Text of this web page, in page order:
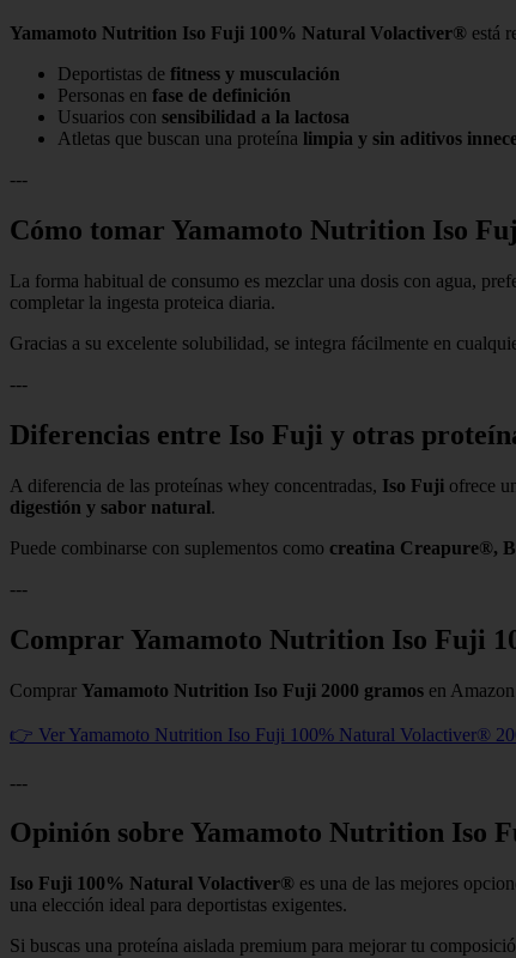
Yamamoto Nutrition Iso Fuji 100% Natural Volactiver® está
Deportistas de fitness y musculación
Personas en fase de definición
Usuarios con sensibilidad a la lactosa
Atletas que buscan una proteína limpia y sin aditivos
---
Cómo tomar Yamamoto Nutrition Iso
La forma habitual de consumo es mezclar una dosis con agua,
completar la ingesta proteica diaria.
Gracias a su excelente solubilidad, se integra fácilmente en
---
Diferencias entre Iso Fuji y otras
A diferencia de las proteínas whey concentradas, Iso Fuji ofrece
digestión y sabor natural.
Puede combinarse con suplementos como creatina Creapure®,
---
Comprar Yamamoto Nutrition Iso Fuji
Comprar Yamamoto Nutrition Iso Fuji 2000 gramos en
👉 Ver Yamamoto Nutrition Iso Fuji 100% Natural Volactiver®
---
Opinión sobre Yamamoto Nutrition Iso
Iso Fuji 100% Natural Volactiver® es una de las mejores
una elección ideal para deportistas exigentes.
Si buscas una proteína aislada premium para mejorar tu